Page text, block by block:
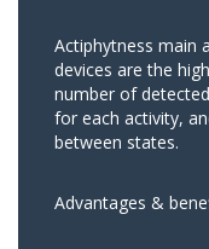
Actiphytness main
devices are the
number of
for each activity,
between states.
Advantages &